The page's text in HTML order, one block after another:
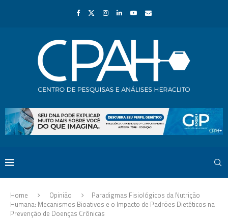
Home Opinião
Paradigmas Fisiológicos da Nutrição
Humana: Mecanismos Bioativos e o Impacto de Padrões Dietéticos na
Prevenção de Doenças Crônicas